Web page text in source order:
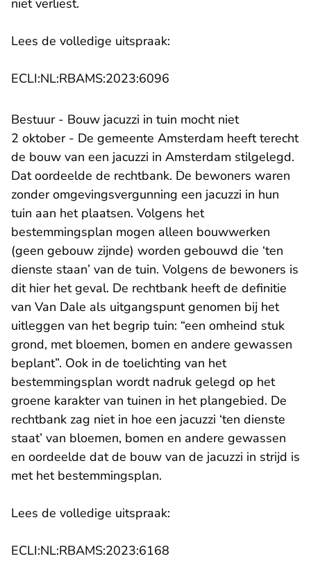
niet verliest.
Lees de volledige uitspraak:
ECLI:NL:RBAMS:2023:6096
Bestuur - Bouw jacuzzi in tuin mocht niet
2 oktober - De gemeente Amsterdam heeft terecht
de bouw van een jacuzzi in Amsterdam stilgelegd.
Dat oordeelde de rechtbank. De bewoners waren
zonder omgevingsvergunning een jacuzzi in hun
tuin aan het plaatsen. Volgens het
bestemmingsplan mogen alleen bouwwerken
(geen gebouw zijnde) worden gebouwd die ‘ten
dienste staan’ van de tuin. Volgens de bewoners is
dit hier het geval. De rechtbank heeft de definitie
van Van Dale als uitgangspunt genomen bij het
uitleggen van het begrip tuin: “een omheind stuk
grond, met bloemen, bomen en andere gewassen
beplant”. Ook in de toelichting van het
bestemmingsplan wordt nadruk gelegd op het
groene karakter van tuinen in het plangebied. De
rechtbank zag niet in hoe een jacuzzi ‘ten dienste
staat’ van bloemen, bomen en andere gewassen
en oordeelde dat de bouw van de jacuzzi in strijd is
met het bestemmingsplan.
Lees de volledige uitspraak:
ECLI:NL:RBAMS:2023:6168